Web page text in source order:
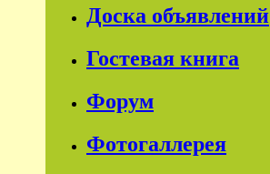
Доска объявлений
Гостевая книга
Форум
Фотогаллерея